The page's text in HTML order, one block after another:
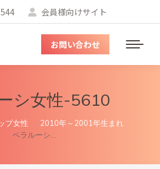
会員様向けサイト
メ
ニ
お問い合わせ
シ女性-5610
プ女性
2010年～2001年生まれ
ベラルーシ…